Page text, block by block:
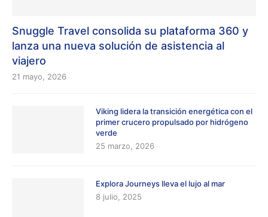
Snuggle Travel consolida su plataforma 360 y
lanza una nueva solución de asistencia al
viajero
21 mayo, 2026
Viking lidera la transición energética con el
primer crucero propulsado por hidrógeno
verde
25 marzo, 2026
Explora Journeys lleva el lujo al mar
8 julio, 2025